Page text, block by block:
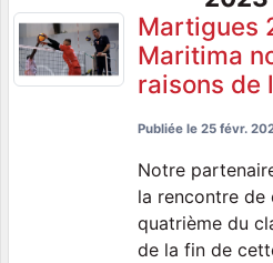
Martigues
Maritima
raisons de
Publiée le 25 févr.
Notre
la rencontre de
quatrième du
de la fin de